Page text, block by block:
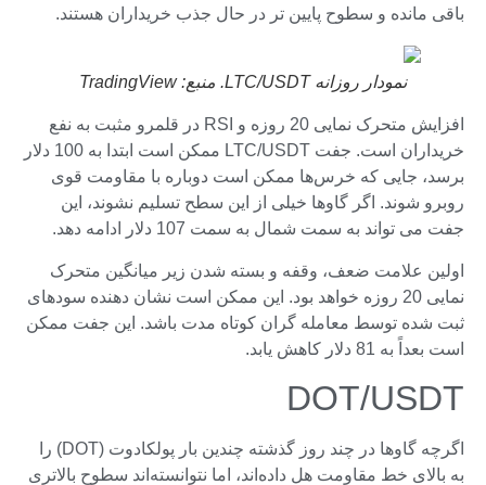
باقی مانده و سطوح پایین تر در حال جذب خریداران هستند.
نمودار روزانه LTC/USDT. منبع: TradingView
افزایش متحرک نمایی 20 روزه و RSI در قلمرو مثبت به نفع
خریداران است. جفت LTC/USDT ممکن است ابتدا به 100 دلار
برسد، جایی که خرس‌ها ممکن است دوباره با مقاومت قوی
روبرو شوند. اگر گاوها خیلی از این سطح تسلیم نشوند، این
جفت می تواند به سمت شمال به سمت 107 دلار ادامه دهد.
اولین علامت ضعف، وقفه و بسته شدن زیر میانگین متحرک
نمایی 20 روزه خواهد بود. این ممکن است نشان دهنده سودهای
ثبت شده توسط معامله گران کوتاه مدت باشد. این جفت ممکن
است بعداً به 81 دلار کاهش یابد.
DOT/USDT
اگرچه گاوها در چند روز گذشته چندین بار پولکادوت (DOT) را
به بالای خط مقاومت هل داده‌اند، اما نتوانسته‌اند سطوح بالاتری